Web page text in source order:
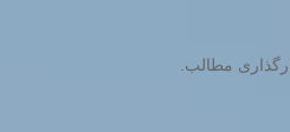
مطالب.